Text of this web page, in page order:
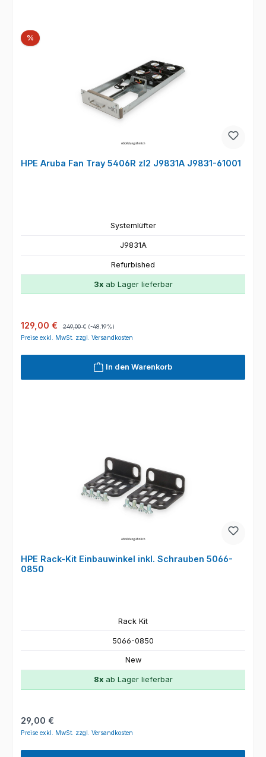
%Rabatt
HPE Aruba Fan Tray 5406R zl2 J9831A J9831-61001
Systemlüfter
J9831A
Refurbished
3xab Lager lieferbar
Verkaufspreis:
129,00 € 249,00 € (-48.19%)
Preise exkl. MwSt. zzgl. Versandkosten
In den Warenkorb
HPE Rack-Kit Einbauwinkel inkl. Schrauben 5066-
0850
Rack Kit
5066-0850
New
8xab Lager lieferbar
Regulärer Preis:
29,00 €
Preise exkl. MwSt. zzgl. Versandkosten